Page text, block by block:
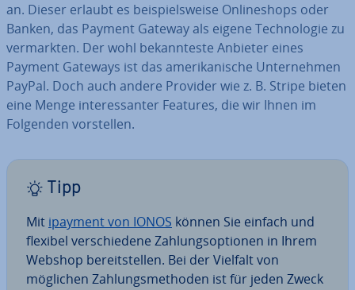
an. Dieser erlaubt es bei­spiels­wei­se On­line­shops oder
Banken, das Payment Gateway als eigene Tech­no­lo­gie zu
ver­mark­ten. Der wohl be­kann­tes­te Anbieter eines
Payment Gateways ist das ame­ri­ka­ni­sche Un­ter­neh­men
PayPal. Doch auch andere Provider wie z. B. Stripe bieten
eine Menge in­ter­es­san­ter Features, die wir Ihnen im
Folgenden vor­stel­len.
Tipp
Mit ipayment von IONOS können Sie einfach und
flexibel ver­schie­de­ne Zah­lungs­op­tio­nen in Ihrem
Webshop be­reit­stel­len. Bei der Vielfalt von
möglichen Zah­lungs­me­tho­den ist für jeden Zweck